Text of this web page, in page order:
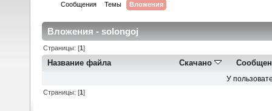
Сообщения Темы Вложения
Вложения - solongoj
Страницы: [1]
Название файла Скачано
У
Страницы: [1]